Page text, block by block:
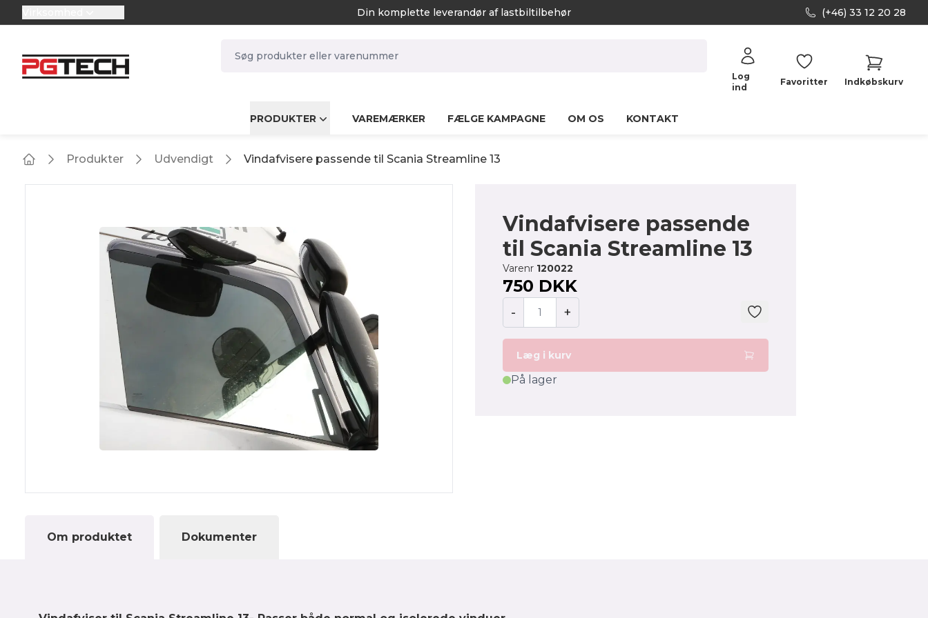
selector.vat
Din komplette leverandør af lastbiltilbehør (+46) 33 12 20 28
Log
ind
Favoritter Indkøbskurv
PRODUKTER VAREMÆRKER FÆLGE KAMPAGNE OM OS KONTAKT
Produkter Udvendigt Vindafvisere passende til Scania Streamline 13
Vindafvisere passende
til Scania Streamline 13
Varenr 120022
750 DKK
- +
Læg i kurv
På lager
Om produktet Dokumenter